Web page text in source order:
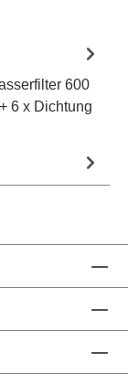
600
6 x Dichtung